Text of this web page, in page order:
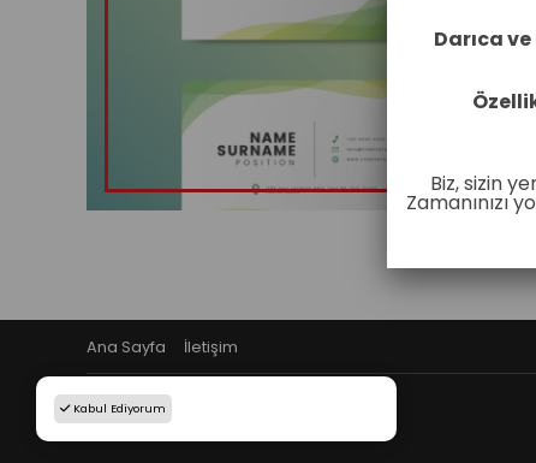
Darıca
Biz, sizin
Zamanınızı
Ana Sayfa İletişim
Copyright © www.babaajans.com
Kabul Ediyorum